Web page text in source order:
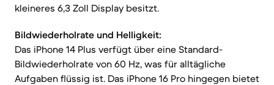
kleineres 6,3 Zoll Display besitzt.
Bildwiederholrate und Helligkeit:
Das iPhone 14 Plus verfügt über eine Standard-
Bildwiederholrate von 60 Hz, was für alltägliche
Aufgaben flüssig ist. Das iPhone 16 Pro hingegen bietet